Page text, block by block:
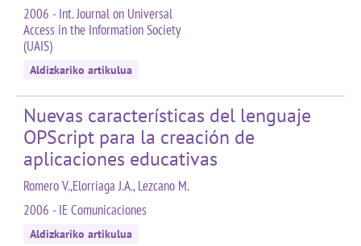
2006 - Int. Journal on Universal
Access in the Information Society
(UAIS)
Aldizkariko artikulua
Nuevas características del lenguaje
OPScript para la creación de
aplicaciones educativas
Romero V.,Elorriaga J.A., Lezcano M.
2006 - IE Comunicaciones
Aldizkariko artikulua